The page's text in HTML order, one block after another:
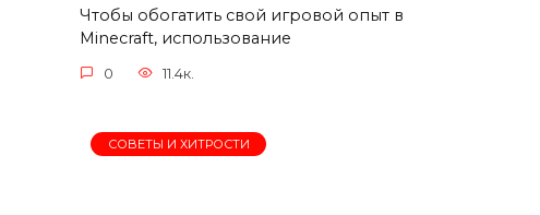
Чтобы обогатить свой игровой опыт в
Minecraft, использование
0 11.4к.
СОВЕТЫ И ХИТРОСТИ